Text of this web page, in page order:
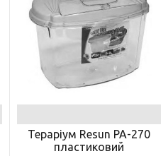
Тераріум Resun PA-270
пластиковий